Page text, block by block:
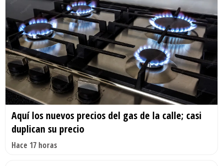
Aquí los nuevos precios del gas de la calle; casi
duplican su precio
Hace 17 horas